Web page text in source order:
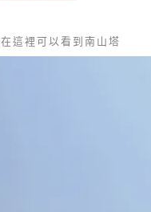
在這裡可以看到南山塔